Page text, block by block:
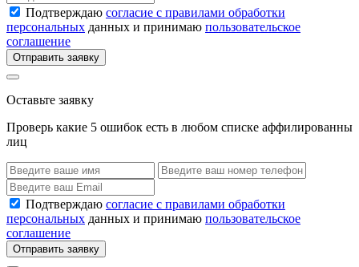
Подтверждаю согласие с правилами обработки
персональных данных и принимаю пользовательское
соглашение
Отправить заявку
Оставьте заявку
Проверь какие 5 ошибок есть в любом списке аффилированны
лиц
Подтверждаю согласие с правилами обработки
персональных данных и принимаю пользовательское
соглашение
Отправить заявку